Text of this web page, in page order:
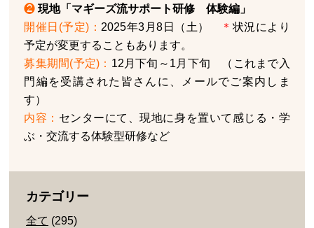
❷ 現地「マギーズ流サポート研修 体験編」
開催日(予定)： 2025年3月8日（土） ＊ 状況により
予定が変更することもあります。
募集期間(予定)： 12月下旬～1月下旬 （これまで入
門編を受講された皆さんに、メールでご案内しま
す）
内容： センターにて、現地に身を置いて感じる・学
ぶ・交流する体験型研修など
カテゴリー
全て (295)